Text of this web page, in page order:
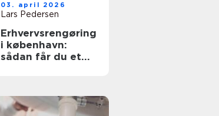
03. april 2026
Lars Pedersen
Erhvervsrengøring
i københavn:
sådan får du et